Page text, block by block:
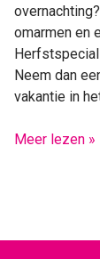
omarmen en
Neem dan
vakantie in
Meer lezen »